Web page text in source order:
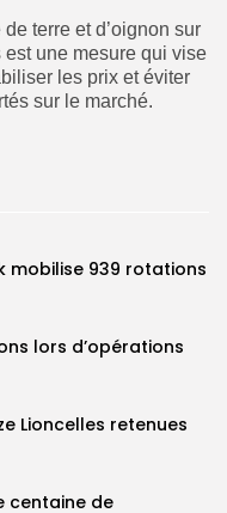
terre et d’oignon sur
est une mesure qui vise
les prix et éviter
sur le marché.
mobilise 939 rotations
lors d’opérations
Lioncelles retenues
centaine de